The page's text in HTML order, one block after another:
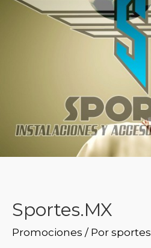
Sportes.MX
Promociones / Por sportes